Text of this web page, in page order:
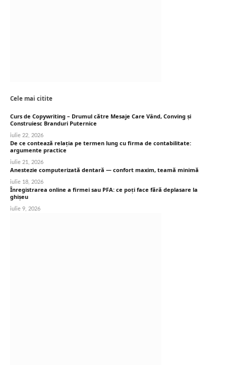
Cele mai citite
Curs de Copywriting – Drumul către Mesaje Care Vând, Conving și
Construiesc Branduri Puternice
iulie 22, 2026
De ce contează relația pe termen lung cu firma de contabilitate:
argumente practice
iulie 21, 2026
Anestezie computerizată dentară — confort maxim, teamă minimă
iulie 18, 2026
Înregistrarea online a firmei sau PFA: ce poți face fără deplasare la
ghișeu
iulie 9, 2026